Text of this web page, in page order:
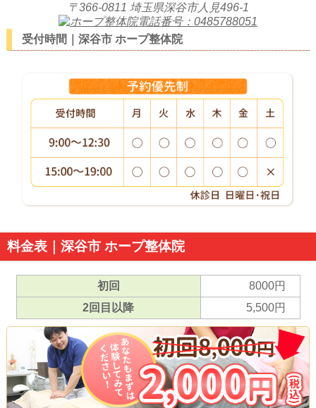
〒366-0811 埼玉県深谷市人見496-1
受付時間｜深谷市 ホープ整体院
料金表｜深谷市 ホープ整体院
初回
8000円
2回目以降
5,500円